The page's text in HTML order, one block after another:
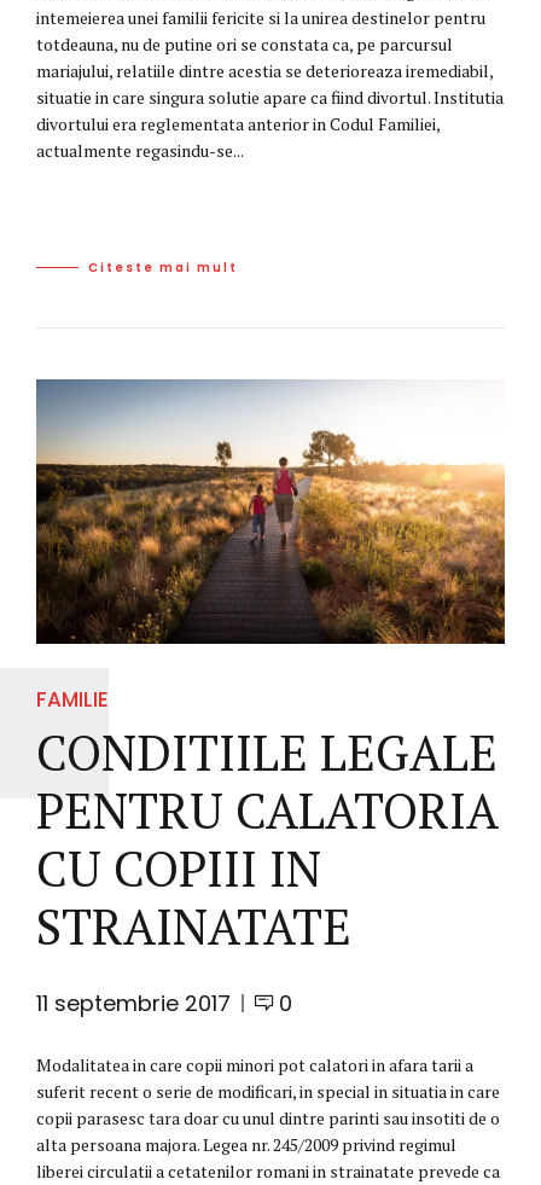
intemeierea unei familii fericite si la unirea destinelor pentru
totdeauna, nu de putine ori se constata ca, pe parcursul
mariajului, relatiile dintre acestia se deterioreaza iremediabil,
situatie in care singura solutie apare ca fiind divortul. Institutia
divortului era reglementata anterior in Codul Familiei,
actualmente regasindu-se...
Citeste mai mult
FAMILIE
CONDITIILE LEGALE
PENTRU CALATORIA
CU COPIII IN
STRAINATATE
11 septembrie 2017 0
Modalitatea in care copii minori pot calatori in afara tarii a
suferit recent o serie de modificari, in special in situatia in care
copii parasesc tara doar cu unul dintre parinti sau insotiti de o
alta persoana majora. Legea nr. 245/2009 privind regimul
liberei circulatii a cetatenilor romani in strainatate prevede ca